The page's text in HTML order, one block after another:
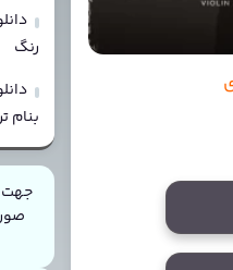
رنگ
بنام
جهت